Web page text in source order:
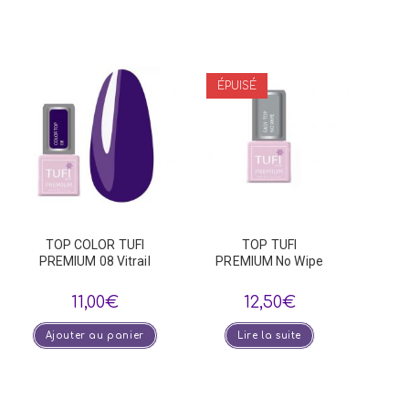
TOP COLOR TUFI
PREMIUM 08 Vitrail
11,00€
Ajouter au panier
ÉPUISÉ
TOP TUFI
PREMIUM No Wipe
12,50€
Lire la suite